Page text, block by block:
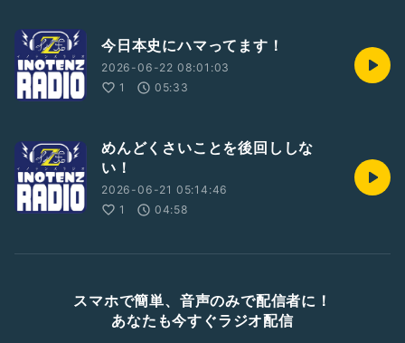
今日本史にハマってます！
2026-06-22 08:01:03
1
05:33
めんどくさいことを後回ししな
い！
2026-06-21 05:14:46
1
04:58
スマホで簡単、音声のみで配信者に！
あなたも今すぐラジオ配信